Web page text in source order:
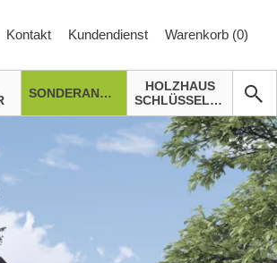
Kontakt Kundendienst Warenkorb (0)
SONDERANGEBOTE
HOLZHAUS
SCHLÜSSELFERTIG